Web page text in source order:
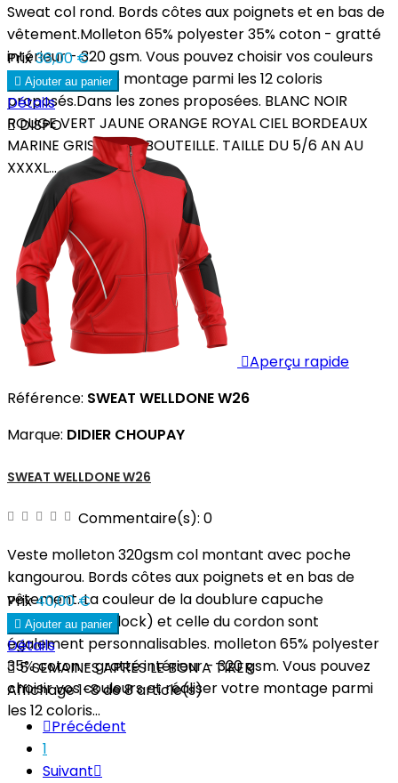
Sweat col rond. Bords côtes aux poignets et en bas de
vêtement.Molleton 65% polyester 35% coton - gratté
intérieur - 320 gsm. Vous pouvez choisir vos couleurs
et réaliser votre montage parmi les 12 coloris
proposés.Dans les zones proposées. BLANC NOIR
ROUGE VERT JAUNE ORANGE ROYAL CIEL BORDEAUX
MARINE GRIS VERT BOUTEILLE. TAILLE DU 5/6 AN AU
XXXXL...
Prix36,00 €
 Ajouter au panier
Détails
DISPO
Aperçu rapide
Référence: SWEAT WELLDONE W26
Marque: DIDIER CHOUPAY
SWEAT WELLDONE W26
Commentaire(s): 0
Veste molleton 320gsm col montant avec poche
kangourou. Bords côtes aux poignets et en bas de
vêtement. La couleur de la doublure capuche
(polyester interlock) et celle du cordon sont
également personnalisables. molleton 65% polyester
35% coton - gratté intérieur - 320 gsm. Vous pouvez
choisir vos couleurs et réaliser votre montage parmi
les 12 coloris...
Prix40,00 €
 Ajouter au panier
Détails
5 SEMAINES APRES LE BON A TIRER
Affichage 1-8 de 8 article(s)
Précédent
1
Suivant